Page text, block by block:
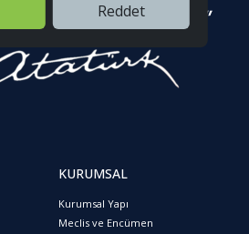
Reddet
KURUMSAL
Kurumsal Yapı
Meclis ve Encümen